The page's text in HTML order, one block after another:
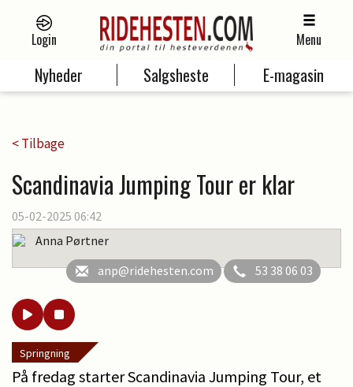
Login Menu
Nyheder Salgsheste E-magasin
< Tilbage
Scandinavia Jumping Tour er klar
05-02-2025 06:42
Anna Pørtner
anp@ridehesten.com
53 38 06 03
Springning
På fredag starter Scandinavia Jumping Tour, et